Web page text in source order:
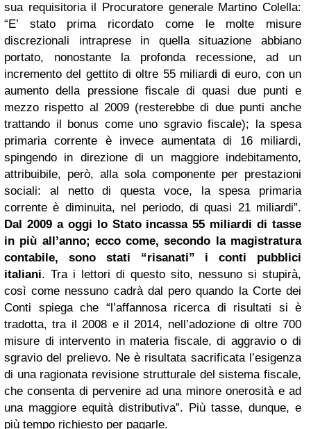
sua requisitoria il Procuratore generale Martino Colella:
“E’ stato prima ricordato come le molte misure
discrezionali intraprese in quella situazione abbiano
portato, nonostante la profonda recessione, ad un
incremento del gettito di oltre 55 miliardi di euro, con un
aumento della pressione fiscale di quasi due punti e
mezzo rispetto al 2009 (resterebbe di due punti anche
trattando il bonus come uno sgravio fiscale); la spesa
primaria corrente è invece aumentata di 16 miliardi,
spingendo in direzione di un maggiore indebitamento,
attribuibile, però, alla sola componente per prestazioni
sociali: al netto di questa voce, la spesa primaria
corrente è diminuita, nel periodo, di quasi 21 miliardi”.
Dal 2009 a oggi lo Stato incassa 55 miliardi di tasse
in più all’anno; ecco come, secondo la magistratura
contabile, sono stati “risanati” i conti pubblici
italiani. Tra i lettori di questo sito, nessuno si stupirà,
così come nessuno cadrà dal pero quando la Corte dei
Conti spiega che “l’affannosa ricerca di risultati si è
tradotta, tra il 2008 e il 2014, nell’adozione di oltre 700
misure di intervento in materia fiscale, di aggravio o di
sgravio del prelievo. Ne è risultata sacrificata l’esigenza
di una ragionata revisione strutturale del sistema fiscale,
che consenta di pervenire ad una minore onerosità e ad
una maggiore equità distributiva”. Più tasse, dunque, e
più tempo richiesto per pagarle.